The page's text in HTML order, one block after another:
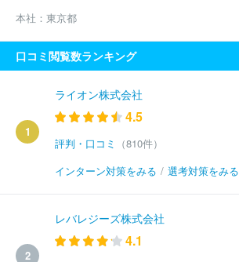
本社： 東京都
口コミ閲覧数ランキング
1
ライオン株式会社
4.5
評判・口コミ
（810件）
インターン対策をみる / 選考対策をみる
2
レバレジーズ株式会社
4.1